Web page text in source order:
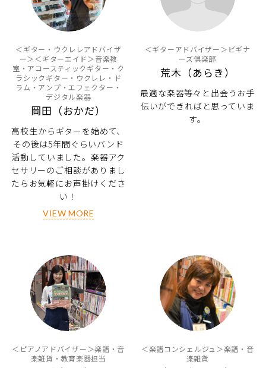
＜ギター・ウクレレアドバイザ
ー＞＜ギターエイド＞音楽教
室・アコースティックギター・ク
ラシックギター・ウクレレ・ド
ラム・アンプ・エフェクター・
デジタル楽器
岡田（おかだ）
高校生からギターを始めて、
その後は5年間ぐらいバンド
活動していました。楽器アク
セサリーのご相談がありまし
たらお気軽にお声掛けくださ
い！
VIEW MORE
＜ギターアドバイザー＞ビギナ
ーズ倶楽部
荒木（あらき）
最適な楽器等々と出会うお手
伝いができればと思っていま
す。
＜ピアノアドバイザー＞楽譜・音
楽雑貨・教育楽器担当
＜楽譜コンシェルジュ＞楽譜・音
楽雑貨